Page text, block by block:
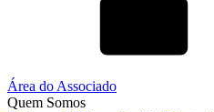
Área do Associado
Quem Somos